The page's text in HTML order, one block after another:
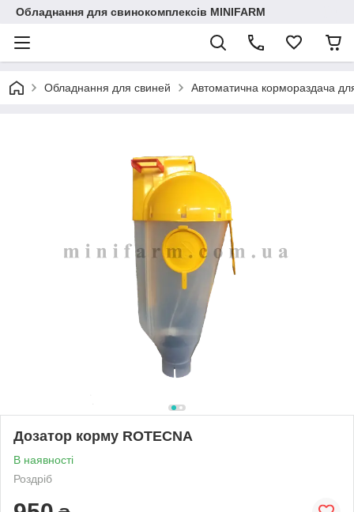
Обладнання для свинокомплексів MINIFARM
Обладнання для свиней Автоматична кормораздача
Дозатор корму ROTECNA
В наявності
Роздріб